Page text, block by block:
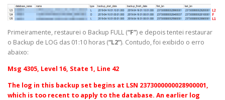
Primeiramente, restaurei o Backup FULL (“F”) e depois tentei restaurar
o Backup de LOG das 01:10 horas (“L2”). Contudo, foi exibido o erro
abaixo:
Msg 4305, Level 16, State 1, Line 42
The log in this backup set begins at LSN 2373000000028900001,
which is too recent to apply to the database. An earlier log